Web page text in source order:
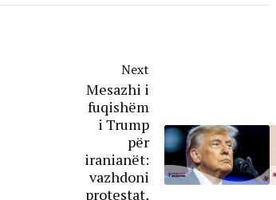
Next
Mesazhi i
fuqishëm
i Trump
për
iranianët:
vazhdoni
protestat,